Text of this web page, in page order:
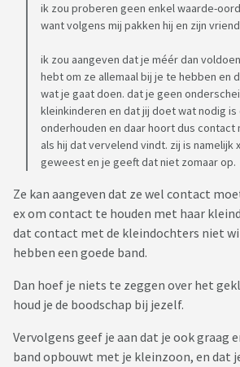
ik zou proberen geen enkel waarde-
want volgens mij pakken hij en zijn
ik zou aangeven dat je méér dan
hebt om ze allemaal bij je te hebben en
wat je gaat doen. dat je geen
kleinkinderen en dat jij doet wat nodig
onderhouden en daar hoort dus
als hij dat vervelend vindt. zij is namelijk
geweest en je geeft dat niet zomaar op.
Ze kan aangeven dat ze wel contact
ex om contact te houden met haar
dat contact met de kleindochters niet
hebben een goede band.
Dan hoef je niets te zeggen over het
houd je de boodschap bij jezelf.
Vervolgens geef je aan dat je ook graag
band opbouwt met je kleinzoon, en dat